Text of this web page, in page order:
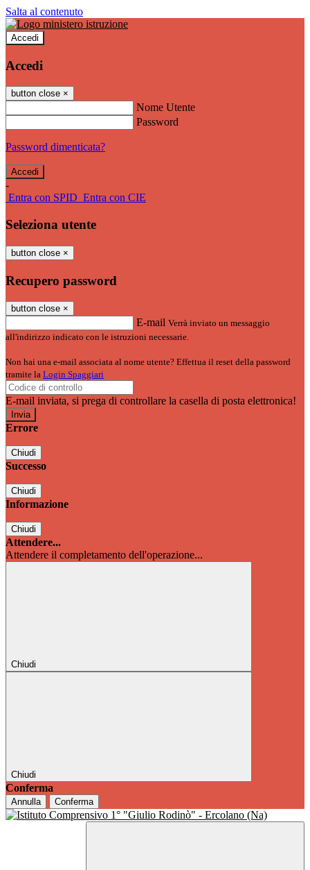
Salta al contenuto
Accedi
Accedi
button close ×
Nome Utente
Password
Password dimenticata?
-
Entra con SPID Entra con CIE
Seleziona utente
button close ×
Recupero password
button close ×
E-mail Verrà inviato un messaggio
all'indirizzo indicato con le istruzioni necessarie.
Non hai una e-mail associata al nome utente? Effettua il reset della password
tramite la Login Spaggiari
E-mail inviata, si prega di controllare la casella di posta elettronica!
Errore
Chiudi
Successo
Chiudi
Informazione
Chiudi
Attendere...
Attendere il completamento dell'operazione...
Chiudi
Chiudi
Conferma
Annulla Conferma